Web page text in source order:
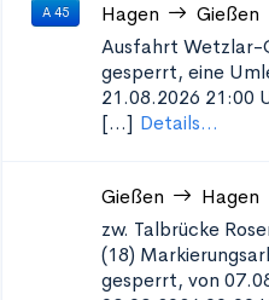
A 45 Hagen Gießen
Ausfahrt Wetzlar-
gesperrt, eine
21.08.2026 21:00
[...] Details...
Gießen Hagen
zw. Talbrücke
(18)
gesperrt, von